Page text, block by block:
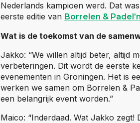
Nederlands kampioen werd. Dat
eerste editie van Borrelen &
Wat is de toekomst van de
Jakko: “We willen altijd beter, altijd
verbeteringen. Dit wordt de eerste
evenementen in Groningen. Het is
werken we samen om Borrelen &
een belangrijk event worden.”
Maico: “Inderdaad. Wat Jakko